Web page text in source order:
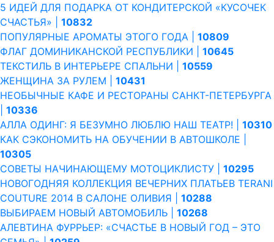
5 ИДЕЙ ДЛЯ ПОДАРКА ОТ КОНДИТЕРСКОЙ «КУСОЧЕК
СЧАСТЬЯ» | 10832
ПОПУЛЯРНЫЕ АРОМАТЫ ЭТОГО ГОДА | 10809
ФЛАГ ДОМИНИКАНСКОЙ РЕСПУБЛИКИ | 10645
ТЕКСТИЛЬ В ИНТЕРЬЕРЕ СПАЛЬНИ | 10559
ЖЕНЩИНА ЗА РУЛЕМ | 10431
НЕОБЫЧНЫЕ КАФЕ И РЕСТОРАНЫ САНКТ-ПЕТЕРБУРГА
10336
АЛЛА ОДИНГ: Я БЕЗУМНО ЛЮБЛЮ НАШ ТЕАТР! | 10310
КАК СЭКОНОМИТЬ НА ОБУЧЕНИИ В АВТОШКОЛЕ |
10305
СОВЕТЫ НАЧИНАЮЩЕМУ МОТОЦИКЛИСТУ | 10295
НОВОГОДНЯЯ КОЛЛЕКЦИЯ ВЕЧЕРНИХ ПЛАТЬЕВ TERANI
COUTURE 2014 В САЛОНЕ ОЛИВИЯ | 10288
ВЫБИРАЕМ НОВЫЙ АВТОМОБИЛЬ | 10268
АЛЕВТИНА ФУРРЬЕР: «СЧАСТЬЕ В НОВЫЙ ГОД – ЭТО